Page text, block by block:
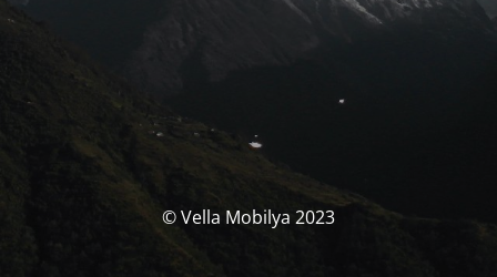
© Vella Mobilya 2023